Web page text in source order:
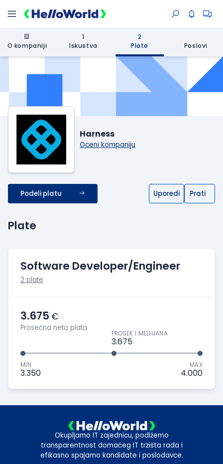
O kompaniji
1
Iskustva
2
Plate
Poslovi
Harness
Oceni kompaniju
Podeli platu Uporedi Prati
Plate
Software Developer/Engineer
2 plate
3.675 €
Prosečna neto plata
MIN
3.350
PROSEK I MEDIJANA
3.675
MAX
4.000
Okupljamo IT zajednicu, podižemo
transparentnost domaćeg IT tržišta rada i
efikasno spajamo kandidate i poslodavce.